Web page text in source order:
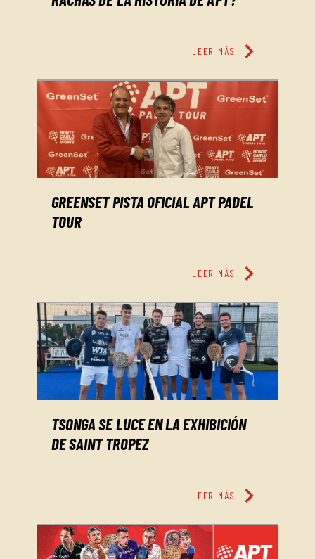
LEER MÁS chevron_right
GREENSET PISTA OFICIAL APT PADEL
TOUR
LEER MÁS chevron_right
TSONGA SE LUCE EN LA EXHIBICIÓN
DE SAINT TROPEZ
LEER MÁS chevron_right